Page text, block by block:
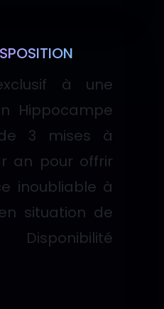
à une
Hippocampe
3 mises à
an pour offrir
inoubliable à
situation de